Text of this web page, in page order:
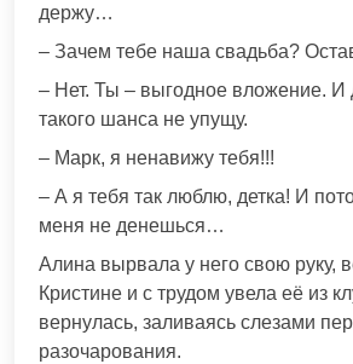
держу…
– Зачем тебе наша свадьба?
– Нет. Ты – выгодное вложение. И
такого шанса не упущу.
– Марк, я ненавижу тебя!!!
– А я тебя так люблю, детка! И
меня не денешься…
Алина вырвала у него свою руку,
Кристине и с трудом увела её из
вернулась, заливаясь слезами
разочарования.